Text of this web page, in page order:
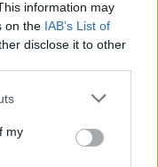
information may
on the IAB’s List of
disclose it to other
my